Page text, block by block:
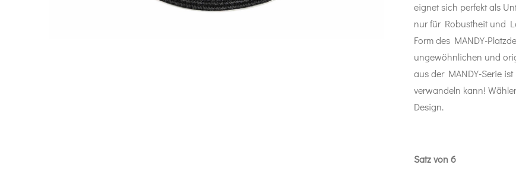
eignet sich perfekt als
nur für Robustheit und
Form des MANDY-
ungewöhnlichen und
aus der MANDY-Serie
verwandeln kann!
Design.
Satz von 6